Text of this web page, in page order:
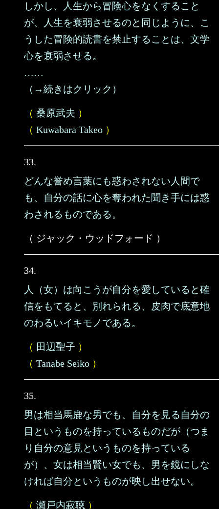
しかし、人生から冒険心をなくすること
が、人生を衰弱させるのと同じように、こ
うした冒険的読書を禁止することは、文学
心を衰弱させる。
……
（→続きはクリック）
（ 桑原武夫 ）
（ Kuwabara Takeo ）
33.
どんな誉め言葉にも惑わされない人間で
も、自分の話に心を奪われた聞き手には惑
わされるものである。
（ ジャック・ウッドフォード ）
34.
人（女）は向こうが自分を愛していると確
信をもてると、別れられる、皮肉で底意地
のわるいイキモノである。
（ 田辺聖子 ）
（ Tanabe Seiko ）
35.
男は相当馬鹿な男でも、自分を見る自分の
目というものを持っているものだが（つま
り自分の意見というものを持っている
が）、女は相当賢い女でも、男を鏡にしな
ければ自分というものが映し出せない。
（ 瀬戸内寂聴 ）